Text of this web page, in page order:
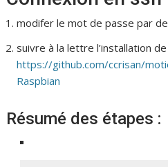
modifer le mot de passe par
suivre à la lettre l’installation
https://github.com/ccrisan/
Raspbian
Résumé des étapes :